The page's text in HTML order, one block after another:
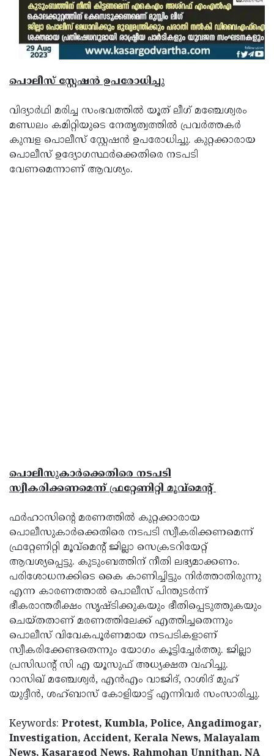
പൊലീസ് സ്റ്റേഷന്‍ ഉപരോധിച്ചു
വിദ്യാര്‍ഥി മരിച്ച സംഭവത്തില്‍ യൂത് ലീഗ് മഞ്ചേശ്വരം
മണ്ഡലം കമിറ്റിയുടെ നേതൃത്വത്തില്‍ പ്രവര്‍ത്തകര്‍
കുമ്പള പൊലീസ് സ്റ്റേഷന്‍ ഉപരോധിച്ചു. കുറ്റക്കാരായ
പൊലീസ് ഉദ്യോഗസ്ഥര്‍ക്കെതിരെ നടപടി
വേണമെന്നാണ് ആവശ്യം.
പൊലീസുകാർക്കെതിരെ നടപടി
സ്വീകരിക്കണമെന്ന് ഫ്രറ്റേണിറ്റി മൂവ്മെൻ്റ്
ഫർഹാസിൻ്റെ മരണത്തിൽ കുറ്റക്കാരായ
പൊലീസുകാർക്കെതിരെ നടപടി സ്വീകരിക്കണമെന്ന്
ഫ്രറ്റേണിറ്റി മൂവ്മെൻ്റ് ജില്ലാ സെക്രടറിയേറ്റ്
ആവശ്യപ്പെട്ടു. കുടുംബത്തിന് നീതി ലഭ്യമാക്കണം.
പരിശോധനക്കിടെ കൈ കാണിച്ചിട്ടും നിർത്താതിരുന്നു
എന്ന കാരണത്താൽ പൊലീസ് പിന്തുടർന്ന്
ഭീകരാന്തരീക്ഷം സൃഷ്ടിക്കുകയും ഭീതിപ്പെടുത്തുകയും
ചെയ്തതാണ് മരണത്തിലേക്ക് എത്തിച്ചതെന്നും
പൊലീസ് വിവേകപൂർണമായ നടപടികളാണ്
സ്വീകരിക്കേണ്ടതെന്നും യോഗം കൂട്ടിച്ചേർത്തു. ജില്ലാ
പ്രസിഡൻ്റ് സി എ യൂസുഫ് അധ്യക്ഷത വഹിച്ചു.
റാസിഖ് മഞ്ചേശ്വർ, എൻഎം വാജിദ്, റാശിദ് മുഹ്
യുദ്ദീൻ, ശഹ്ബാസ് കോളിയാട്ട് എന്നിവർ സംസാരിച്ചു.
Keywords: Protest, Kumbla, Police, Angadimogar,
Investigation, Accident, Kerala News, Malayalam